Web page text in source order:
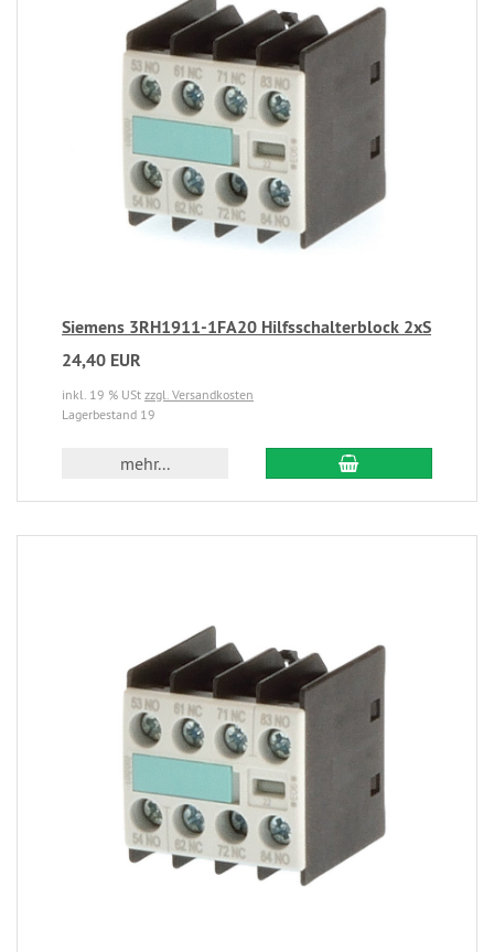
Siemens 3RH1911-1FA20 Hilfsschalterblock 2xS
24,40 EUR
inkl. 19 % USt zzgl. Versandkosten
Lagerbestand 19
mehr...